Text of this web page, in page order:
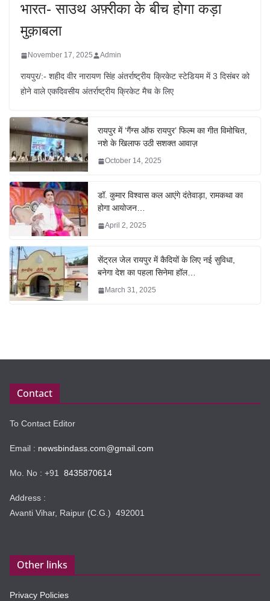
भारत- साउथ अफ़्रीका के बीच होगा कड़ा
मुक़ाबला
November 17, 2025 Admin
रायपुर/:- शहीद वीर नारायण सिंह अंतर्राष्ट्रीय क्रिकेट स्टेडियम में 3 दिसंबर को
होने वाले एकदिवसीय अंतर्राष्ट्रीय क्रिकेट मैच के लिए
रायपुर में ‘गैंग्स ऑफ रायपुर’ फिल्म का गीत विमोचित,
नशे के खिलाफ उठी सशक्त आवाज़
October 14, 2025
डॉ. कुमार विश्वास कल आएंगे दंतेवाड़ा, रामकथा का
होगा आयोजन…
April 2, 2025
सेंट्रल जेल रायपुर में कैदियों के लिए नई सुविधा,
बनेगा देश का पहला सिनेमा हॉल…
March 31, 2025
Contact
To Contact Editor
Email : newsbindass.com@gmail.com
Mo. No : +91 8435870614
Address :
Avanti Vihar, Raipur (C.G.) 492001
Other links
Privacy Policies